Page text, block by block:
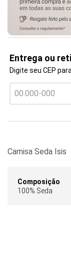
Entrega ou
Digite seu CEP
Camisa Seda Isis
Composição
100% Seda